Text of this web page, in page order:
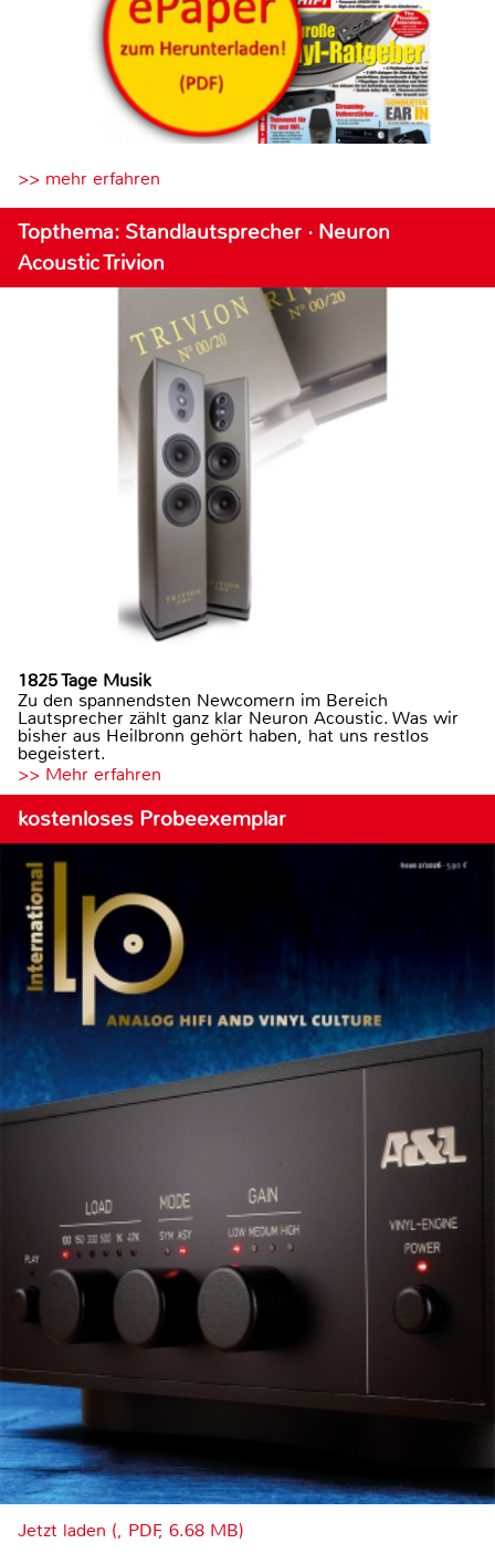
>> mehr erfahren
Topthema: Standlautsprecher · Neuron
Acoustic Trivion
1825 Tage Musik
Zu den spannendsten Newcomern im Bereich
Lautsprecher zählt ganz klar Neuron Acoustic. Was wir
bisher aus Heilbronn gehört haben, hat uns restlos
begeistert.
>> Mehr erfahren
kostenloses Probeexemplar
Jetzt laden (, PDF, 6.68 MB)